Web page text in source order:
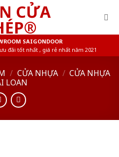
SAIGONDOOR
đãi tốt nhất , giá rẻ nhất năm 2021
/ CỬA NHỰA / CỬA NHỰA
LOAN